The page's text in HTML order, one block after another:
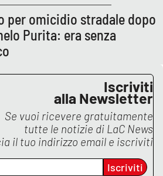
per omicidio stradale dopo
Purita: era senza
Iscriviti
alla Newsletter
Se vuoi ricevere gratuitamente
tutte le notizie di LaC News
il tuo indirizzo email e iscriviti
Iscriviti